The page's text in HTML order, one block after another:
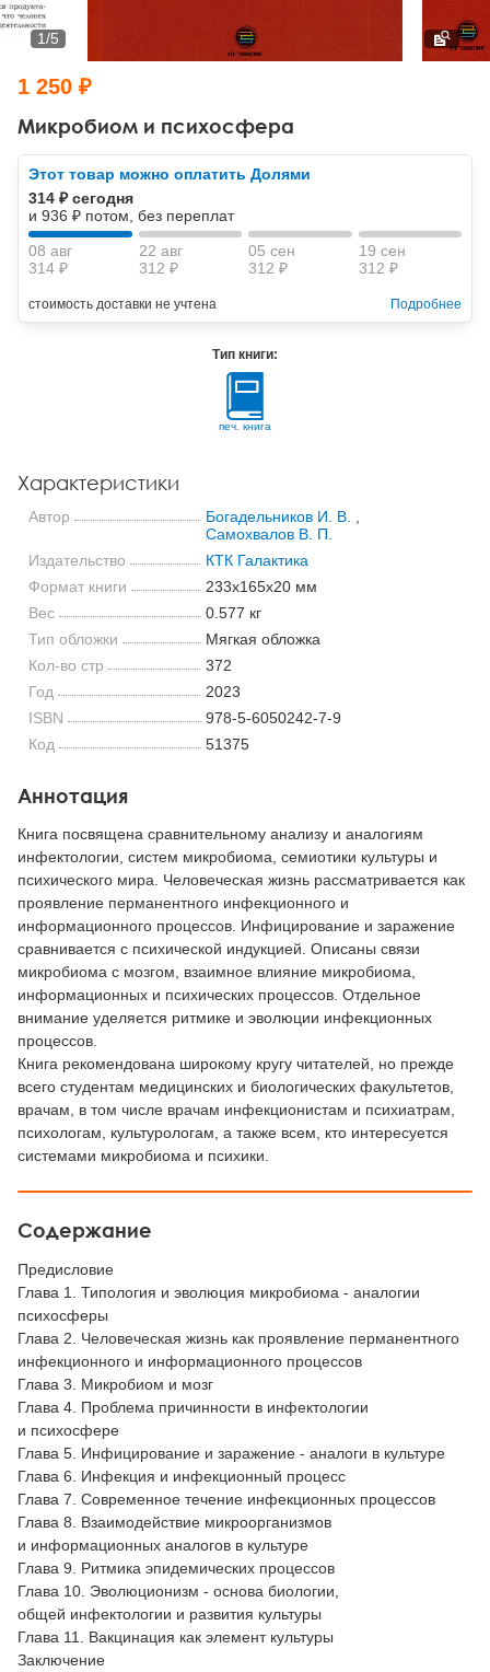
Тревожные расстройства, панические атаки
Психодрама
Другие направления психотерапии
Классический, эриксоновский гипноз и НЛП
НЛП
Психология труда и эргономика
Социальная психология
Социальная и организационная психология
Классический и юнгианский психоанализ
Микробиом и психосфера
1/5
1 250 ₽
Этот товар можно оплатить Долями
314 ₽ сегодня
и 936 ₽ потом, без переплат
08 авг
314 ₽
22 авг
312 ₽
05 сен
312 ₽
19 сен
312 ₽
стоимость доставки не учтена Подробнее
Тип книги:
печ. книга
Характеристики
Автор Богадельников И. В.
Самохвалов В. П.
Издательство
КТК Галактика
Формат книги
233x165x20 мм
Вес
0.577 кг
Тип обложки
Мягкая обложка
Кол-во стр
372
Год
2023
ISBN
978-5-6050242-7-9
Код
51375
Аннотация
Книга посвящена сравнительному анализу и аналогиям
инфектологии, систем микробиома, семиотики культуры и
психического мира. Человеческая жизнь рассматривается как
проявление перманентного инфекционного и
информационного процессов. Инфицирование и заражение
сравнивается с психической индукцией. Описаны связи
микробиома с мозгом, взаимное влияние микробиома,
информационных и психических процессов. Отдельное
внимание уделяется ритмике и эволюции инфекционных
процессов.
Книга рекомендована широкому кругу читателей, но прежде
всего студентам медицинских и биологических факультетов,
врачам, в том числе врачам инфекционистам и психиатрам,
психологам, культурологам, а также всем, кто интересуется
системами микробиома и психики.
Содержание
Предисловие
Глава 1. Типология и эволюция микробиома - аналогии
психосферы
Глава 2. Человеческая жизнь как проявление перманентного
инфекционного и информационного процессов
Глава 3. Микробиом и мозг
Глава 4. Проблема причинности в инфектологии
и психосфере
Глава 5. Инфицирование и заражение - аналоги в культуре
Глава 6. Инфекция и инфекционный процесс
Глава 7. Современное течение инфекционных процессов
Глава 8. Взаимодействие микроорганизмов
и информационных аналогов в культуре
Глава 9. Ритмика эпидемических процессов
Глава 10. Эволюционизм - основа биологии,
общей инфектологии и развития культуры
Глава 11. Вакцинация как элемент культуры
Заключение